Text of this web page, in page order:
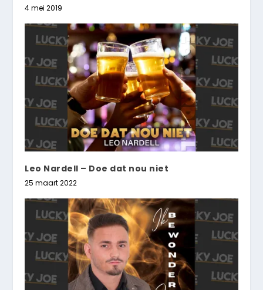
4 mei 2019
Leo Nardell – Doe dat nou niet
25 maart 2022